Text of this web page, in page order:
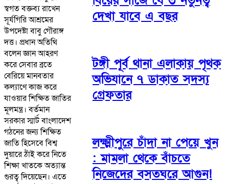
স্বগত বক্তব্য রাখেন
সূর্যগিরি আশ্রমের
উপদেষ্টা বাবু গৌরাঙ্গ
দত্ত। প্রধান অতিথি
বলেন জ্ঞান আহরণ
করে সেবার ব্রতে
বেরিয়ে মানবতার
কল্যাণে কাজ করে
যাওয়ার শিক্ষিত জাতির
মূলমন্ত্র। বর্তমান
সরকার স্মার্ট বাংলাদেশ
গঠনের জন্য শিক্ষিত
জাতি হিসেবে বিশ্ব
দুয়ারে ঠাঁই করে নিতে
শিক্ষা খাতকে অত্যান্ত
গুরত্ব দিয়েছেন। এতে
দেখা যাবে এ বছর
টঙ্গী পূর্ব থানা এলাকায় পৃথক
অভিযানে ৭ ডাকাত সদস্য
গ্রেফতার
লক্ষ্মীপুরে চাঁদা না পেয়ে খুন
: মামলা থেকে বাঁচতে
নিজেদের বসতঘরে আগুন!